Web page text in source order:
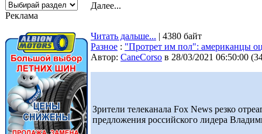
Реклама
Далее...
Читать дальше... | 4380 байт
Разное : "Протрет им пол": американцы
Автор: CaneCorso в 28/03/2021 06:50:00 (
Зрители телеканала Fox News резко
предложения российского лидера